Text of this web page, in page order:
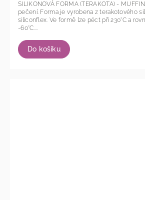
Do košíku
SILIKONOVÁ FORMA (TERAKOTA) - MUFFIN Forma na dezerty a
pečení. Forma je vyrobena z terakotového silikonut řady
siliconflex. Ve formě lze péct při 230°C a rovněž zamrazovat do
-60°C....